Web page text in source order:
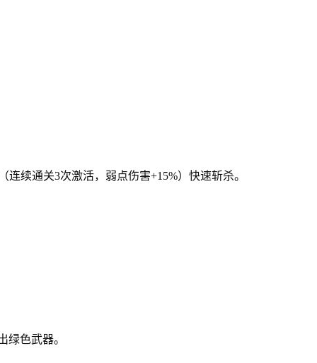
续通关3次激活，弱点伤害+15%）快速斩杀。
绿色武器。